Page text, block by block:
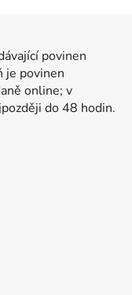
povinen
je povinen
online; v
do 48 hodin.